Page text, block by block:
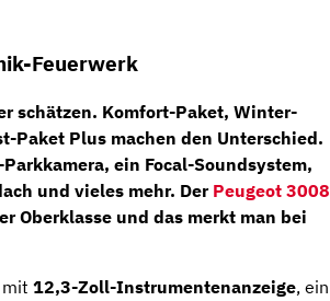
Feuerwerk
schätzen. Komfort-Paket, Winter-
Paket Plus machen den Unterschied.
, ein Focal-Soundsystem,
und vieles mehr. Der Peugeot 3008
Oberklasse und das merkt man bei
12,3-Zoll-Instrumentenanzeige, ein